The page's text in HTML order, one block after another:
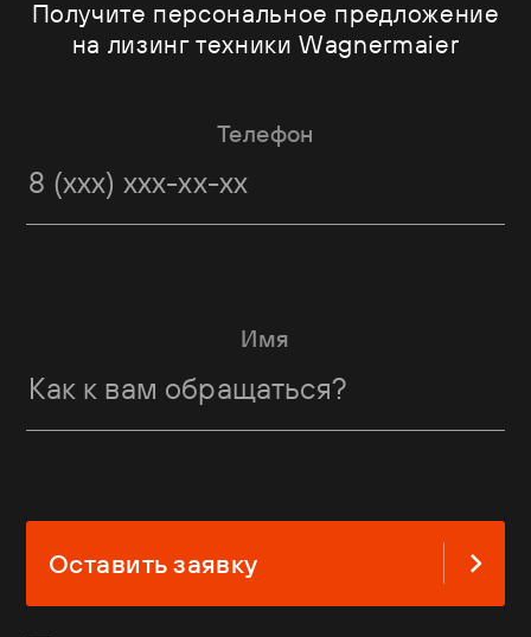
Получите персональное предложение
на лизинг техники Wagnermaier
Телефон
Имя
Оставить заявку